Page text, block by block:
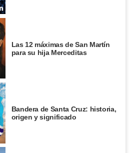
Las 12 máximas de San Martín
para su hija Merceditas
Bandera de Santa Cruz: historia,
origen y significado